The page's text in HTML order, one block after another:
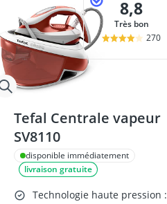
8,8
Très bon
270
Tefal Centrale vapeur
SV8110
disponible immédiatement
livraison gratuite
Technologie haute pression :